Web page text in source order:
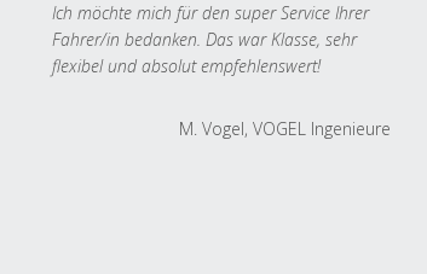
Ich möchte mich für den super Service Ihrer
Fahrer/in bedanken. Das war Klasse, sehr
flexibel und absolut empfehlenswert!
M. Vogel, VOGEL Ingenieure